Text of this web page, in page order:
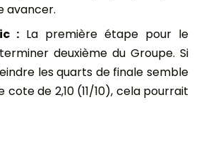
avancer.
: La première étape pour le
deuxième du Groupe. Si
les quarts de finale semble
cote de 2,10 (11/10), cela pourrait